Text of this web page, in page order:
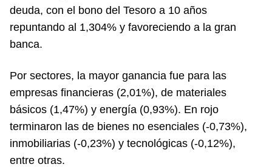
deuda, con el bono del Tesoro a 10 años
repuntando al 1,304% y favoreciendo a la gran
banca.
Por sectores, la mayor ganancia fue para las
empresas financieras (2,01%), de materiales
básicos (1,47%) y energía (0,93%). En rojo
terminaron las de bienes no esenciales (-0,73%),
inmobiliarias (-0,23%) y tecnológicas (-0,12%),
entre otras.